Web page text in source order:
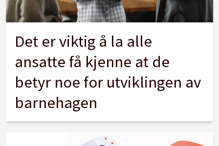
Det er viktig å la alle
ansatte få kjenne at de
betyr noe for utviklingen av
barnehagen